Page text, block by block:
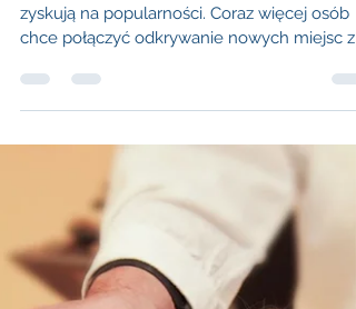
20 paź 2024
3 minut(y) czytania
Połącz zwiedzanie z luksusowym
relaksem
Wyjazdy łączące zwiedzanie z relaksem
zyskują na popularności. Coraz więcej osób
chce połączyć odkrywanie nowych miejsc z
odpoczynkiem w...